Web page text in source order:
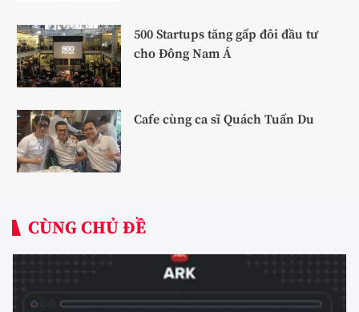
500 Startups tăng gấp đôi đầu tư
cho Đông Nam Á
Cafe cùng ca sĩ Quách Tuấn Du
CÙNG CHỦ ĐỀ